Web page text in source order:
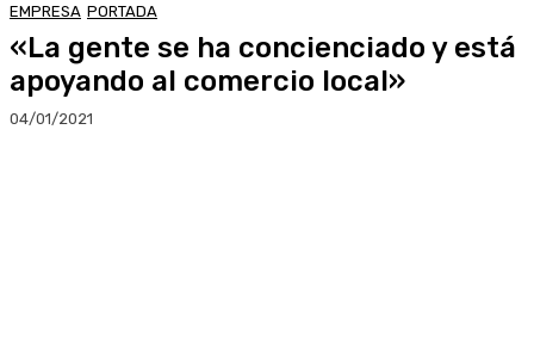
EMPRESA PORTADA
«La gente se ha concienciado y está
apoyando al comercio local»
04/01/2021